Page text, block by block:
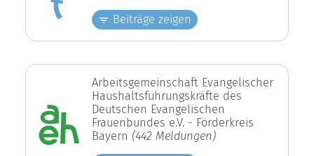
Beiträge zeigen
Arbeitsgemeinschaft Evangelischer
Haushaltsführungskräfte des
Deutschen Evangelischen
Frauenbundes e.V. - Förderkreis
Bayern (442 Meldungen)